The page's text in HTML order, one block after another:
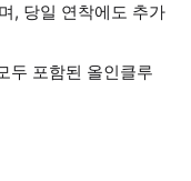
, 당일 연착에도 추가
두 포함된 올인클루